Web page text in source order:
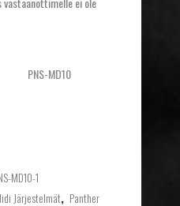
PNS-MD10
MD10-1
Järjestelmät, Panther